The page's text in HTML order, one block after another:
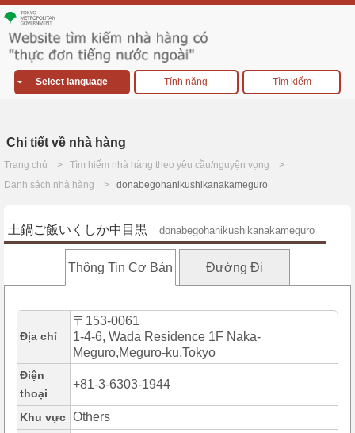
Select language Tính năng Tìm kiếm
Chi tiết về nhà hàng
Trang chủ
Tìm hiếm nhà hàng theo yêu cầu/nguyện vọng
Danh sách nhà hàng
donabegohanikushikanakameguro
土鍋ご飯いくしか中目黒 donabegohanikushikanakameguro
Thông Tin Cơ Bản Đường Đi
Địa chỉ
〒153-0061
1-4-6, Wada Residence 1F Naka-
Meguro,Meguro-ku,Tokyo
Điện
thoại
+81-3-6303-1944
Khu vực Others